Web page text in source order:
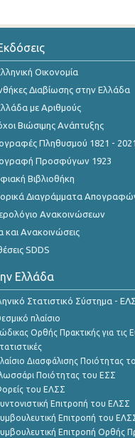
Οικονομία
Διαβίωσης στην Ελλάδα
με Αριθμούς
Βιώσιμης Ανάπτυξης
Πληθυσμού 1821 - 2021
Προσφύγων 1923
Βιβλιοθήκη
Διαγράμματα
Ανακοινώσεων
και Ανακοινώσεις
SDDS
Ελλάδα
Στατιστικό Σύστημα -
πλαίσιο
Ορθής Πρακτικής για τις
Διασφάλισης Ποιότητας
Ποιότητας του ΕΣΣ
του ΕΛΣΣ
Επιτροπή του ΕΛΣΣ
Επιτροπή του
Επιτροπή Ορθής